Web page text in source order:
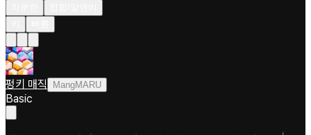
펑키 매직 MangMARU
Basic